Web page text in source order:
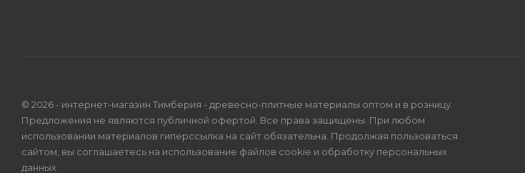
© 2026 - интернет-магазин Тимберия - древесно-плитные материалы оптом и в розницу.
Предложения не являются публичной офертой. Все права защищены. При любом
использовании материалов гиперссылка на сайт обязательна. Продолжая пользоваться
сайтом, вы соглашаетесь на использование файлов cookie и обработку персональных
данных